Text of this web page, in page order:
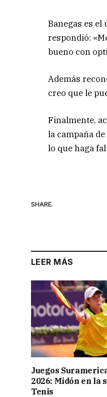
Banegas es
respondió:
bueno con
Además
creo que le
Finalmente,
la campaña
lo que haga
SHARE.
LEER MÁS
Juegos
2026: Midón en la
Tenis